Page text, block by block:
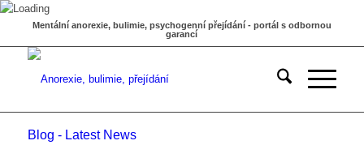
Mentální anorexie, bulimie, psychogenní přejídání - portál s odbornou
garancí
Blog - Latest News